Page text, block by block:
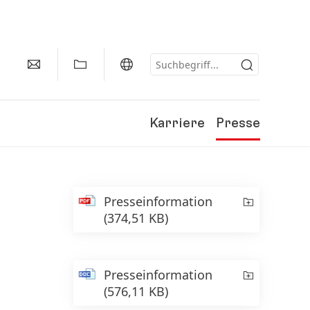
Karriere Presse
Presseinformation
(374,51 KB)
Presseinformation
(576,11 KB)